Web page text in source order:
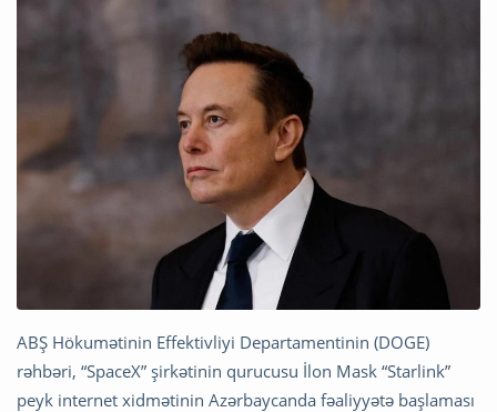
ABŞ Hökumətinin Effektivliyi Departamentinin (DOGE)
rəhbəri, “SpaceX” şirkətinin qurucusu İlon Mask “Starlink”
peyk internet xidmətinin Azərbaycanda fəaliyyətə başlaması